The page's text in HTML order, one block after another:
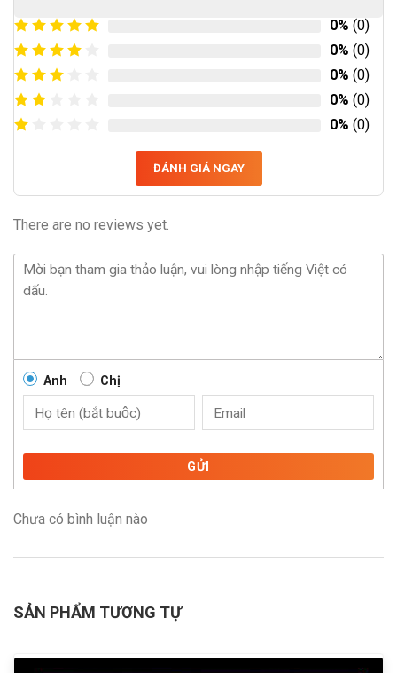
0% (0)
0% (0)
0% (0)
0% (0)
0% (0)
ĐÁNH GIÁ NGAY
There are no reviews yet.
Anh Chị
GỬI
Chưa có bình luận nào
SẢN PHẨM TƯƠNG TỰ